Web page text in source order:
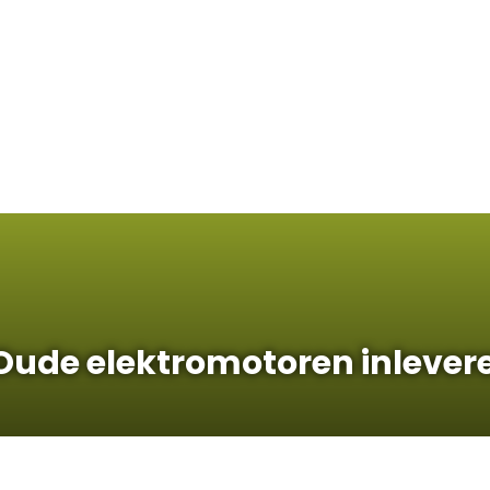
elektromotoren